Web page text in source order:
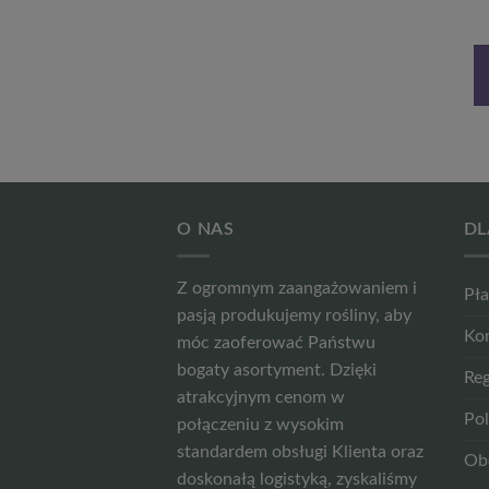
O NAS
Z ogromnym zaangażowaniem i
pasją produkujemy rośliny, aby
móc zaoferować Państwu
bogaty asortyment. Dzięki
atrakcyjnym cenom w
połączeniu z wysokim
standardem obsługi Klienta oraz
doskonałą logistyką, zyskaliśmy